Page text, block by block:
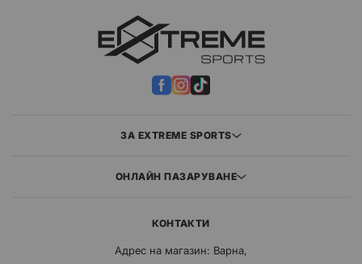
ЗА EXTREME SPORTS
ОНЛАЙН ПАЗАРУВАНЕ
КОНТАКТИ
Адрес на магазин: Варна,